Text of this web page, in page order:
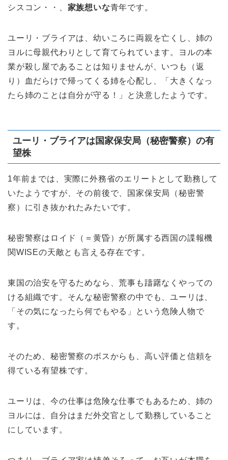
シスコン・・、 家族想いな青年です。
ユーリ・ブライアは、幼いころに両親を亡くし、姉の
ヨルに母親代わりとして育てられています。ヨルの本
業が殺し屋であることは知りませんが、いつも（返
り）血だらけで帰ってくる姉を心配し、「大きくなっ
たら姉のことは自分が守る！」と決意したようです。
ユーリ・ブライアは国家保安局（秘密警察）の有
望株
1年前までは、実際に外務省のエリートとして勤務して
いたようですが、その前後で、国家保安局（秘密警
察）に引き抜かれたみたいです。
秘密警察はロイド（＝黄昏）が所属する西国の諜報機
関WISEの天敵とも言える存在です。
東国の治安を守るためなら、荒事も躊躇なくやっての
ける組織です。そんな秘密警察の中でも、ユーリは、
「その気になったら何でもやる」という危険人物で
す。
そのため、秘密警察のボスからも、高い評価と信頼を
得ている有望株です。
ユーリは、今の仕事は危険な仕事でもあるため、姉の
ヨルには、自分はまだ外交官として勤務していること
にしています。